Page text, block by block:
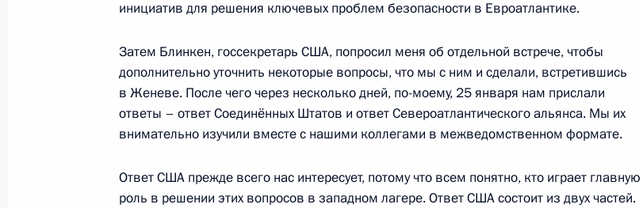
с Президентом Бразилии Жаиром Болсонаро
15 февраля 2022 года, 12:00
Встреча с Министром обороны Сергеем Шойгу
инициатив для решения ключевых проблем безопасности в Евроатлантике.
Затем Блинкен, госсекретарь США, попросил меня об отдельной встрече, чтобы
дополнительно уточнить некоторые вопросы, что мы с ним и сделали, встретившись
в Женеве. После чего через несколько дней, по-моему, 25 января нам прислали
ответы – ответ Соединённых Штатов и ответ Североатлантического альянса. Мы их
внимательно изучили вместе с нашими коллегами в межведомственном формате.
Ответ США прежде всего нас интересует, потому что всем понятно, кто играет главную
роль в решении этих вопросов в западном лагере. Ответ США состоит из двух частей.